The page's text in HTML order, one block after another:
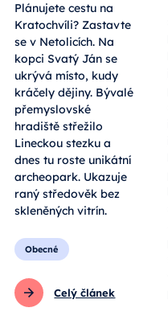
Plánujete cestu na
Kratochvíli? Zastavte
se v Netolicích. Na
kopci Svatý Ján se
ukrývá místo, kudy
kráčely dějiny. Bývalé
přemyslovské
hradiště střežilo
Lineckou stezku a
dnes tu roste unikátní
archeopark. Ukazuje
raný středověk bez
skleněných vitrín.
Obecné
Celý článek